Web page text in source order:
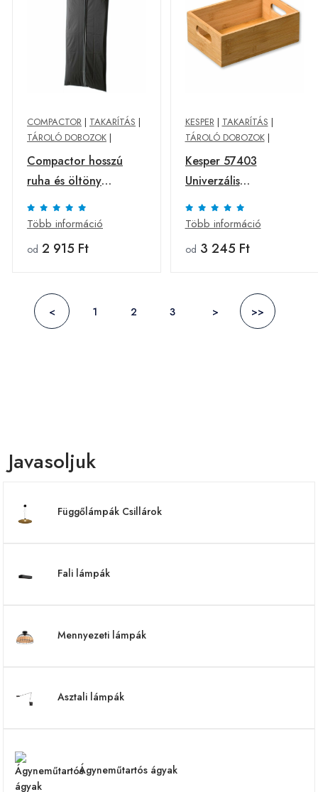
COMPACTOR | TAKARÍTÁS |
TÁROLÓ DOBOZOK |
Compactor hosszú
ruha és öltöny
védőhuzat,60 x 137
cm, L
Több információ
od 2 915 Ft
KESPER| TAKARÍTÁS |
TÁROLÓ DOBOZOK|
Kesper 57403
Univerzális
bambuszdoboz, 24 x
16,5 x8 cm
Több információ
od 3 245 Ft
< 1 2 3 > >>
Javasoljuk
Függőlámpák Csillárok
Fali lámpák
Mennyezeti lámpák
Asztali lámpák
Ágyneműtartós ágyak